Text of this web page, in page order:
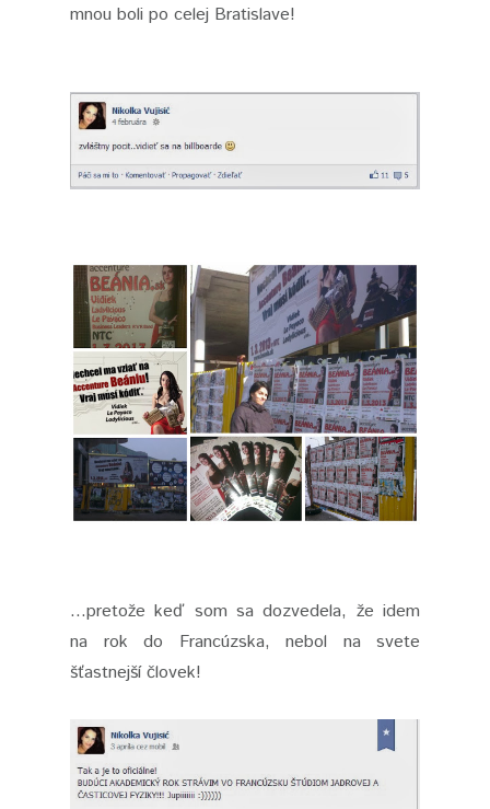
mnou boli po celej Bratislave!
...pretože keď som sa dozvedela, že idem
na rok do Francúzska, nebol na svete
šťastnejší človek!